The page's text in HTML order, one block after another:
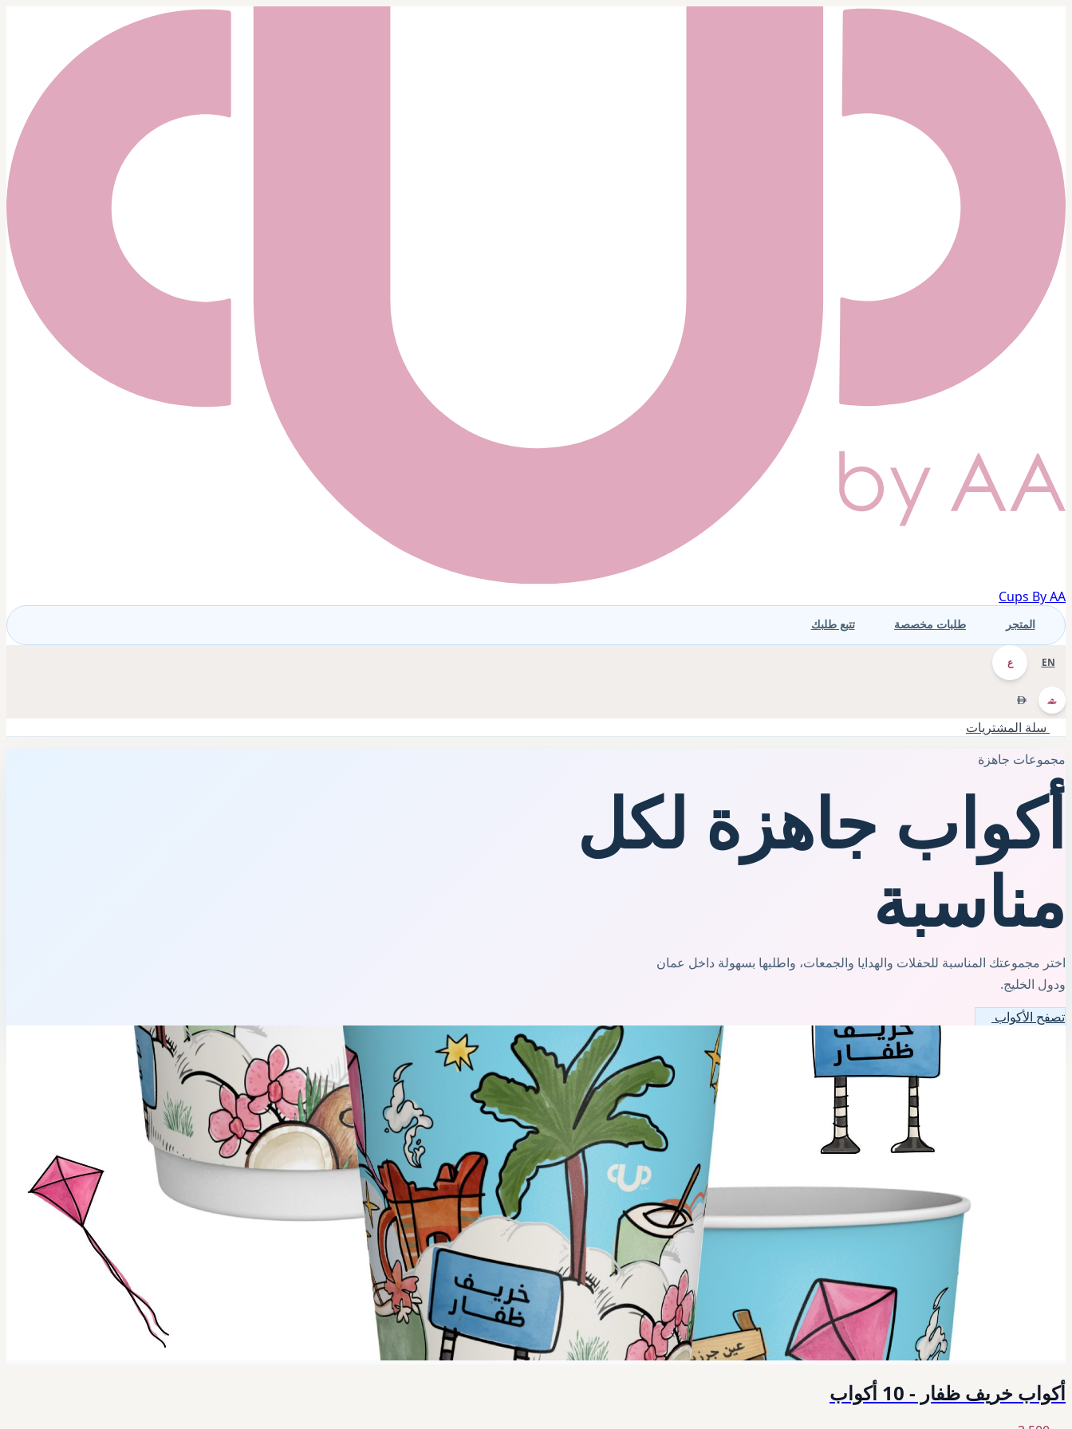
Cups By AA
المتجر طلبات مخصصة تتبع طلبك
EN ع
سلة المشتريات
مجموعات جاهزة
أكواب جاهزة لكل
مناسبة
اختر مجموعتك المناسبة للحفلات والهدايا والجمعات، واطلبها بسهولة داخل عمان
ودول الخليج.
تصفح الأكواب
أكواب خريف ظفار - 10 أكواب